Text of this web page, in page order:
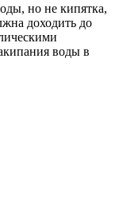
но не кипятка,
доходить до
воды в